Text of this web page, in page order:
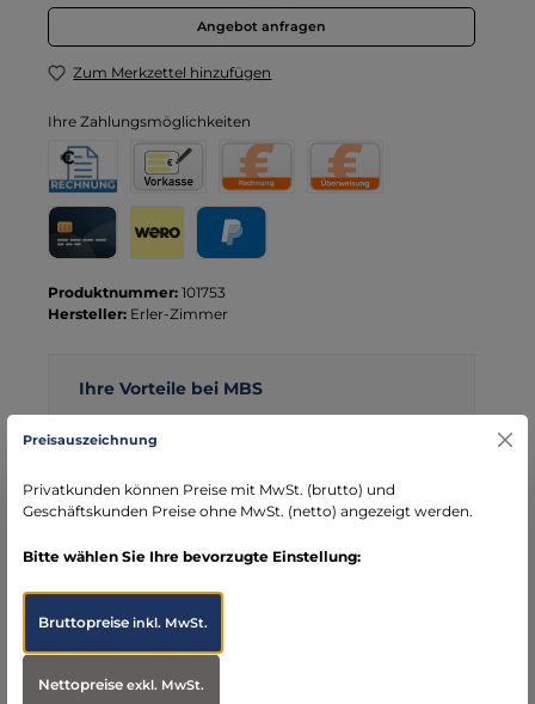
Angebot anfragen
Zum Merkzettel hinzufügen
Ihre Zahlungsmöglichkeiten
Rechnung
Rechnung für Behörden
Vorkasse
Produktnummer: 101753
Hersteller: Erler-Zimmer
Ihre Vorteile bei MBS
DE)
seit über 15 Jahren kompetenter Partner im
Bereich Notfallmedizin
Die Vorderwand dieses Herzmodells kann abgenommen
Preisauszeichnung
Privatkunden können Preise mit MwSt. (brutto) und
Geschäftskunden Preise ohne MwSt. (netto) angezeigt werden.
Bitte wählen Sie Ihre bevorzugte Einstellung:
Bruttopreiseinkl. MwSt.
Nettopreiseexkl. MwSt.